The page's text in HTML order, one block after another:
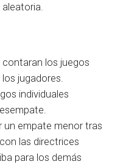
aleatoria.
contaran los juegos
jugadores.
individuales
un empate menor tras
las directrices
para los demás